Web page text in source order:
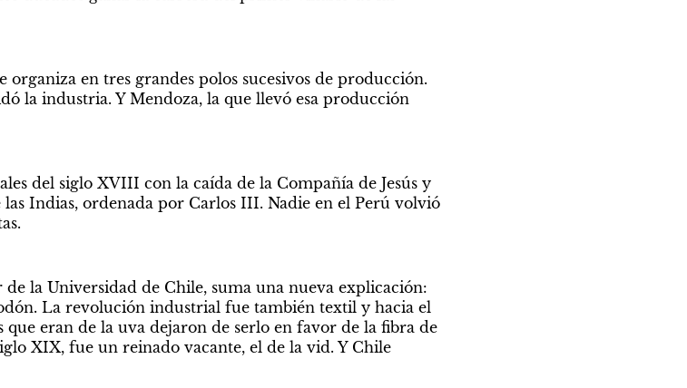
en tres grandes polos sucesivos de producción.
la industria. Y Mendoza, la que llevó esa producción
del siglo XVIII con la caída de la Compañía de Jesús y
Indias, ordenada por Carlos III. Nadie en el Perú volvió
la Universidad de Chile, suma una nueva explicación:
La revolución industrial fue también textil y hacia el
eran de la uva dejaron de serlo en favor de la fibra de
XIX, fue un reinado vacante, el de la vid. Y Chile